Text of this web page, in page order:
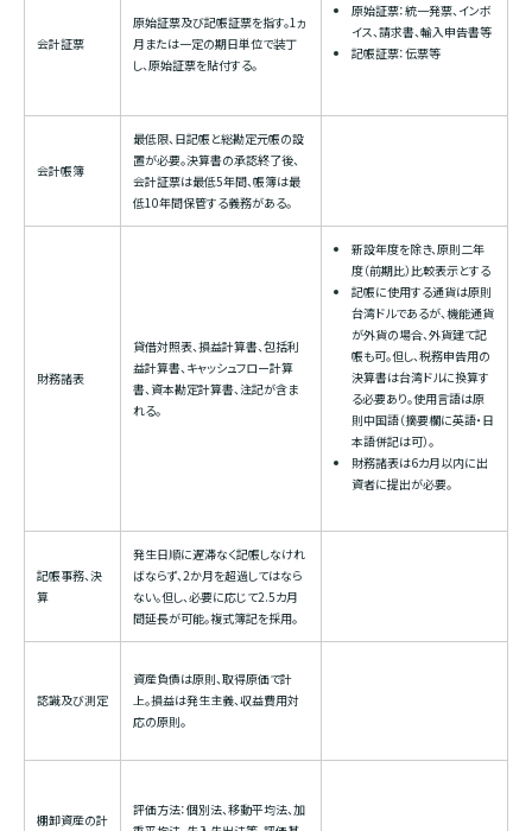
会計証票
原始証票及び記帳証票を指す。1ヵ
月または一定の期日単位で装丁
し、原始証票を貼付する。
原始証票：統一発票、インボ
イス、請求書、輸入申告書等
記帳証票：伝票等
会計帳簿
最低限、日記帳と総勘定元帳の設
置が必要。決算書の承認終了後、
会計証票は最低5年間、帳簿は最
低10年間保管する義務がある。
財務諸表
貸借対照表、損益計算書、包括利
益計算書、キャッシュフロー計算
書、資本勘定計算書、注記が含ま
れる。
新設年度を除き、原則二年
度（前期比）比較表示とする
記帳に使用する通貨は原則
台湾ドルであるが、機能通貨
が外貨の場合、外貨建て記
帳も可。但し、税務申告用の
決算書は台湾ドルに換算す
る必要あり。使用言語は原
則中国語（摘要欄に英語・日
本語併記は可）。
財務諸表は6カ月以内に出
資者に提出が必要。
記帳事務、決
算
発生日順に遅滞なく記帳しなけれ
ばならず、2か月を超過してはなら
ない。但し、必要に応じて2.5カ月
間延長が可能。複式簿記を採用。
認識及び測定
資産負債は原則、取得原価で計
上。損益は発生主義、収益費用対
応の原則。
棚卸資産の計
評価方法：個別法、移動平均法、加